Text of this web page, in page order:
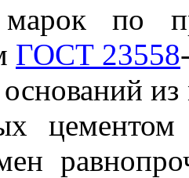
марок по
ГОСТ 23558